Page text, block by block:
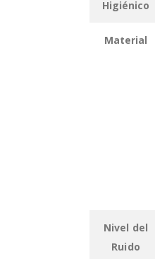
Higiénico
Material
Nivel del
Ruido